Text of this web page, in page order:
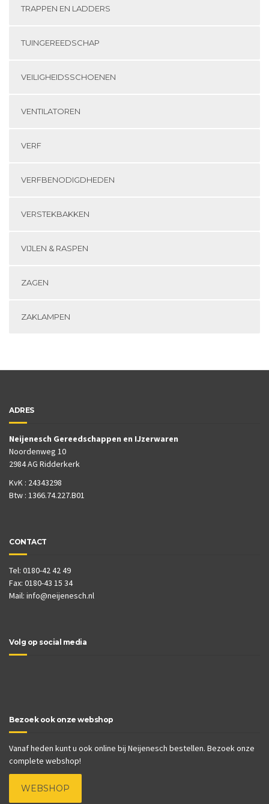
TRAPPEN EN LADDERS
TUINGEREEDSCHAP
VEILIGHEIDSSCHOENEN
VENTILATOREN
VERF
VERFBENODIGDHEDEN
VERSTEKBAKKEN
VIJLEN & RASPEN
ZAGEN
ZAKLAMPEN
ADRES
Neijenesch Gereedschappen en IJzerwaren
Noordenweg 10
2984 AG Ridderkerk
KvK : 24343298
Btw : 1366.74.227.B01
CONTACT
Tel: 0180-42 42 49
Fax: 0180-43 15 34
Mail: info@neijenesch.nl
Volg op social media
Bezoek ook onze webshop
Vanaf heden kunt u ook online bij Neijenesch bestellen. Bezoek onze
complete webshop!
WEBSHOP